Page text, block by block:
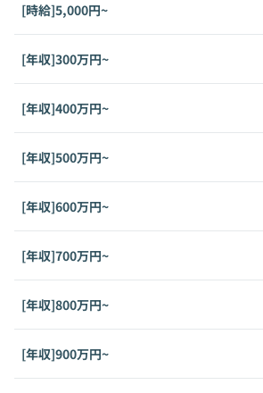
[時給]5,000円~
[年収]300万円~
[年収]400万円~
[年収]500万円~
[年収]600万円~
[年収]700万円~
[年収]800万円~
[年収]900万円~